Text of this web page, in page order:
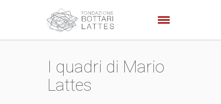
I quadri di Mario
Lattes